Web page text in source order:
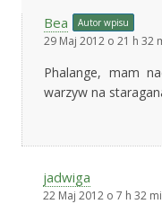
Bea Autor wpisu
29 Maj 2012 o 21 h 32
Phalange, mam
warzyw na
jadwiga
22 Maj 2012 o 7 h 32